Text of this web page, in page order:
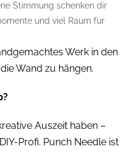
Stimmung schenken dir
und viel Raum für
Werk in den
Wand zu hängen.
Auszeit haben –
Profi. Punch Needle ist